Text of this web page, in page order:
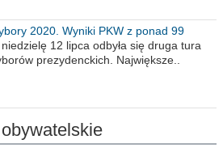
2020. Wyniki PKW z ponad 99
obwodów
12 lipca odbyła się druga tura
prezydenckich. Największe..